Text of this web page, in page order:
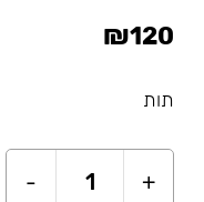
₪120
תות
+
1
-